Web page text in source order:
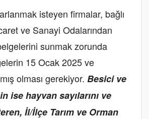
isteyen firmalar, bağlı
ve Sanayi Odalarından
sunmak zorunda
15 Ocak 2025 ve
olması gerekiyor. Besici ve
ise hayvan sayılarını ve
İl/İlçe Tarım ve Orman